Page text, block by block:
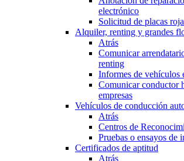
electrónico
Solicitud de placas
Alquiler, renting y grandes
Atrás
Comunicar
renting
Informes de vehículos
Comunicar conductor
empresas
Vehículos de conducción
Atrás
Centros de
Pruebas o ensayos de
Certificados de aptitud
Atrás